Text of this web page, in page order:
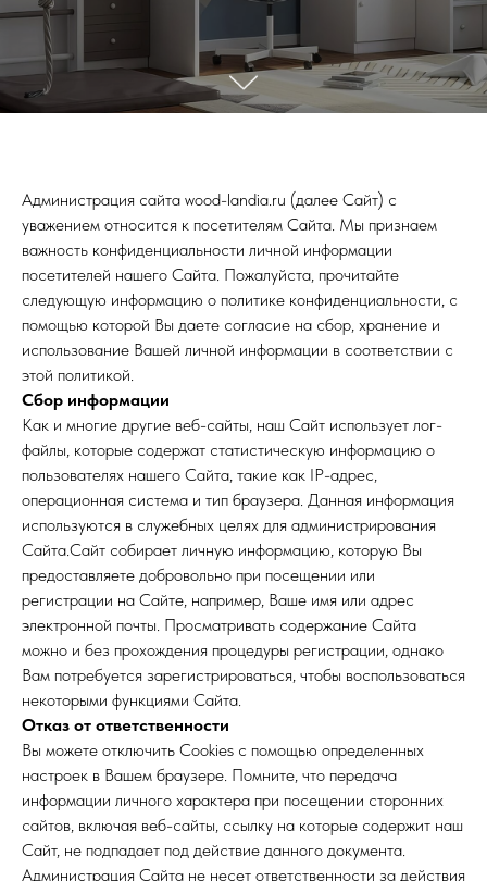
Администрация сайта wood-landia.ru (далее Сайт) с
уважением относится к посетителям Сайта. Мы признаем
важность конфиденциальности личной информации
посетителей нашего Сайта. Пожалуйста, прочитайте
следующую информацию о политике конфиденциальности, с
помощью которой Вы даете согласие на сбор, хранение и
использование Вашей личной информации в соответствии с
этой политикой.
Cбор информации
Как и многие другие веб-сайты, наш Сайт использует лог-
файлы, которые содержат статистическую информацию о
пользователях нашего Сайта, такие как IP-адрес,
операционная система и тип браузера. Данная информация
используются в служебных целях для администрирования
Сайта.Сайт собирает личную информацию, которую Вы
предоставляете добровольно при посещении или
регистрации на Сайте, например, Ваше имя или адрес
электронной почты. Просматривать содержание Сайта
можно и без прохождения процедуры регистрации, однако
Вам потребуется зарегистрироваться, чтобы воспользоваться
некоторыми функциями Сайта.
Отказ от ответственности
Вы можете отключить Cookies с помощью определенных
настроек в Вашем браузере. Помните, что передача
информации личного характера при посещении сторонних
сайтов, включая веб-сайты, ссылку на которые содержит наш
Сайт, не подпадает под действие данного документа.
Администрация Сайта не несет ответственности за действия